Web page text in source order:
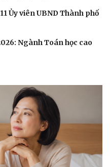
Ủy viên UBND Thành phố
Ngành Toán học cao